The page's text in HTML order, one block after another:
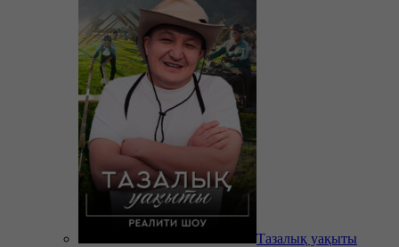
Тазалық уақыты